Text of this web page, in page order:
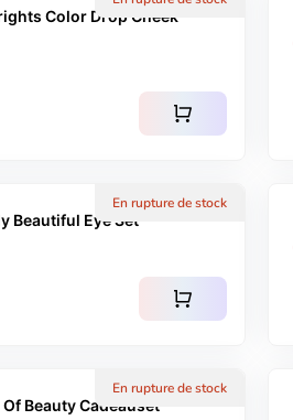
Color Drop Cheek
shopping_cart
En rupture de stock
Beautiful Eye Set
shopping_cart
En rupture de stock
Beauty Cadeauset